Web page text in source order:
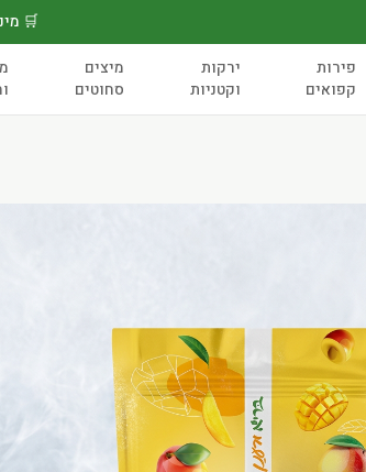
🛒
פירות
קפואים
ירקות
וקטניות
מיצים
סחוטים